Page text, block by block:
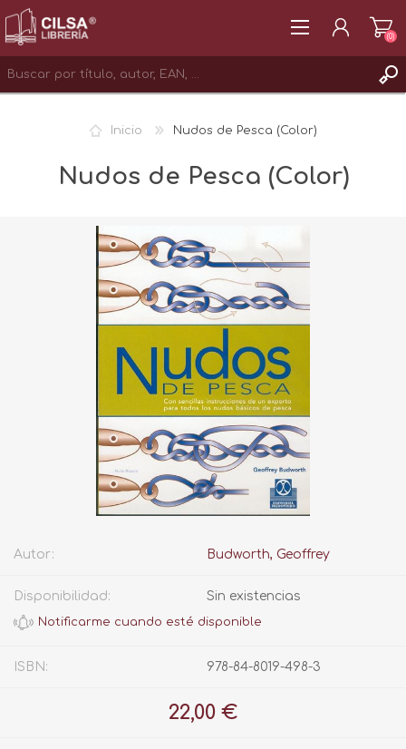
INICIAR SESIÓN
(0)
Inicio Nudos de Pesca (Color)
Nudos de Pesca (Color)
Autor: Budworth, Geoffrey
Disponibilidad: Sin existencias
ISBN: 978-84-8019-498-3
22,00 €